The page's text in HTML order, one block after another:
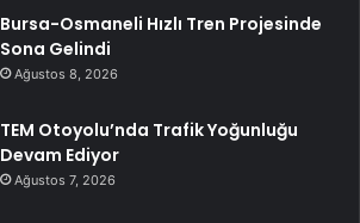
Bursa-Osmaneli Hızlı Tren Projesinde
Sona Gelindi
Ağustos 8, 2026
TEM Otoyolu’nda Trafik Yoğunluğu
Devam Ediyor
Ağustos 7, 2026